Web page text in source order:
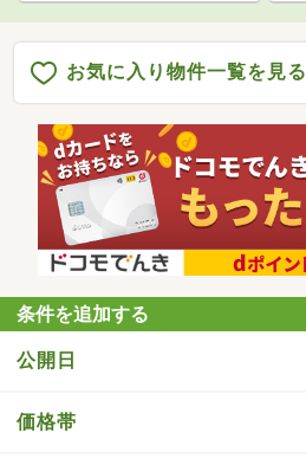
お気に入り物件一覧を見る
条件を追加する
公開日
価格帯